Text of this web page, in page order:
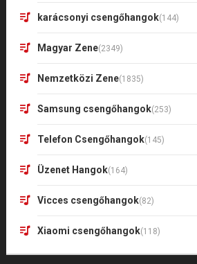
karácsonyi csengőhangok(144)
Magyar Zene(2349)
Nemzetközi Zene(1835)
Samsung csengőhangok(253)
Telefon Csengőhangok(145)
Üzenet Hangok(164)
Vicces csengőhangok(82)
Xiaomi csengőhangok(118)